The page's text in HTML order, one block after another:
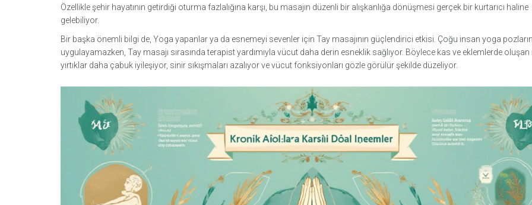
Özellikle şehir hayatının getirdiği oturma fazlalığına karşı, bu masajın düzenli bir alışkanlığa dönüşmesi gerçek bir kurtarıcı haline
gelebiliyor.
Bir başka önemli bilgi de, Yoga yapanlar ya da esnemeyi sevenler için Tay masajının güçlendirici etkisi. Çoğu insan yoga
uygulayamazken, Tay masajı sırasında terapist yardımıyla vücut daha derin esneklik sağlıyor. Böylece kas ve eklemlerde
yırtıklar daha çabuk iyileşiyor, sinir sıkışmaları azalıyor ve vücut fonksiyonları gözle görülür şekilde düzeliyor.